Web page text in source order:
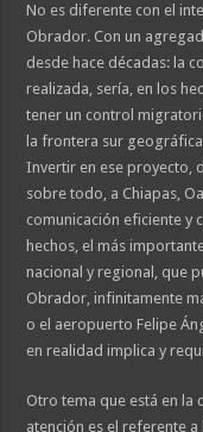
No es diferente con el
Obrador. Con un
desde hace décadas: la
realizada, sería, en los
tener un control
la frontera sur
Invertir en ese proyecto,
sobre todo, a Chiapas,
comunicación eficiente y
hechos, el más
nacional y regional, que
Obrador, infinitamente
o el aeropuerto Felipe
en realidad implica y
Otro tema que está en la
atención es el referente